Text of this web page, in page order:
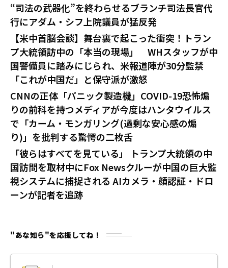
“司法の武器化”を終わらせるブランチ司法長官代
行にアダム・シフ上院議員が猛反発
【米中首脳会談】舞台裏で起こった衝突！トラン
プ大統領訪中の「本当の現場」 WHスタッフが中
国警備員に踏みにじられ、米報道陣が30分監禁
「これが中国だ」と保守派が激怒
CNNの正体「パニック製造機」COVID-19恐怖煽
りの前科を持つメディアが今度はハンタウイルス
で「カーム・モンガリング(過剰な安心感の煽
り)」を批判する驚愕の二枚舌
「彼らはすべてを見ている」 トランプ大統領の中
国訪問を取材中にFox Newsクルーが中国の巨大監
視システムに捕捉される AIカメラ・顔認証・ドロ
ーンが記者を追跡
"あな知ら"を応援してね！